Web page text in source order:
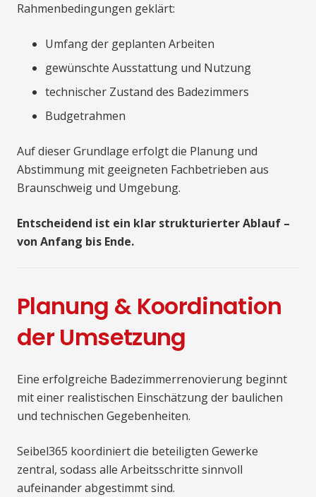
Rahmenbedingungen geklärt:
Umfang der geplanten Arbeiten
gewünschte Ausstattung und Nutzung
technischer Zustand des Badezimmers
Budgetrahmen
Auf dieser Grundlage erfolgt die Planung und
Abstimmung mit geeigneten Fachbetrieben aus
Braunschweig und Umgebung.
Entscheidend ist ein klar strukturierter Ablauf –
von Anfang bis Ende.
Planung & Koordination
der Umsetzung
Eine erfolgreiche Badezimmerrenovierung beginnt
mit einer realistischen Einschätzung der baulichen
und technischen Gegebenheiten.
Seibel365 koordiniert die beteiligten Gewerke
zentral, sodass alle Arbeitsschritte sinnvoll
aufeinander abgestimmt sind.